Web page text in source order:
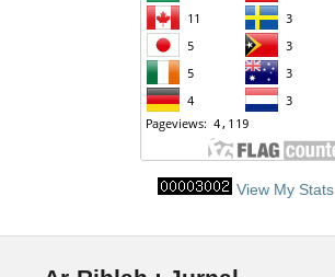
View My Stats